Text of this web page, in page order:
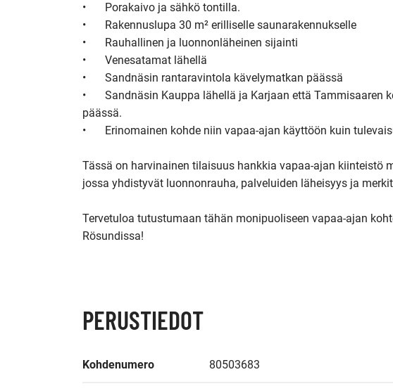
•	Porakaivo ja sähkö tontilla.
•	Rakennuslupa 30 m² erilliselle saunarakennukselle
•	Rauhallinen ja luonnonläheinen sijainti
•	Venesatamat lähellä
•	Sandnäsin rantaravintola kävelymatkan päässä
•	Sandnäsin Kauppa lähellä ja Karjaan että Tammisaaren keskustat autolla n. 20min
päässä.
•	Erinomainen kohde niin vapaa-ajan käyttöön kuin tulevaisuuden rakentamiseen
Tässä on harvinainen tilaisuus hankkia vapaa-ajan kiinteistö
jossa yhdistyvät luonnonrauha, palveluiden läheisyys ja
Tervetuloa tutustumaan tähän monipuoliseen vapaa-ajan
Rösundissa!
PERUSTIEDOT
Kohdenumero 80503683